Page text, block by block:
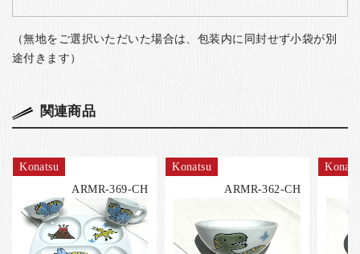
（無地をご選択いただいた場合は、包装内に同封せず小袋が別
途付きます）
関連商品
Konatsu
ARMR-369-CH
Konatsu
ARMR-362-CH